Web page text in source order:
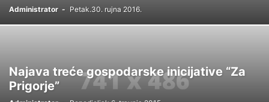
Administrator - Petak.30. rujna 2016.
Najava treće gospodarske inicijative “Za
Prigorje”